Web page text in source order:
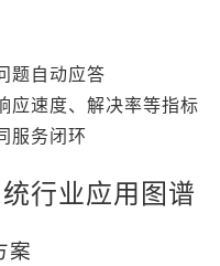
题自动应答
应速度、解决率等指标
服务闭环
行业应用图谱
案